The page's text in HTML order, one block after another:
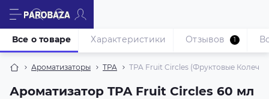
Ароматизаторы TPA TPA Fruit Circles (Фруктовые
Ароматизатор TPA Fruit Circles 60 мл
Все о товаре Характеристики Отзывов 1